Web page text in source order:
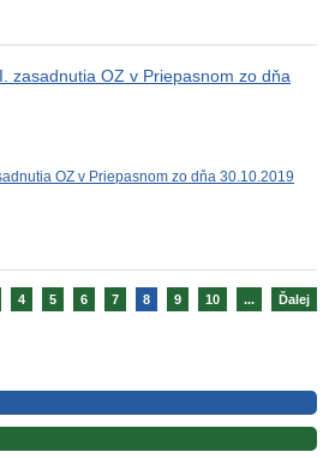
zasadnutia OZ v Priepasnom zo dňa
OZ v Priepasnom zo dňa 30.10.2019
4 5 6 7 8 9 10 ... Ďalej